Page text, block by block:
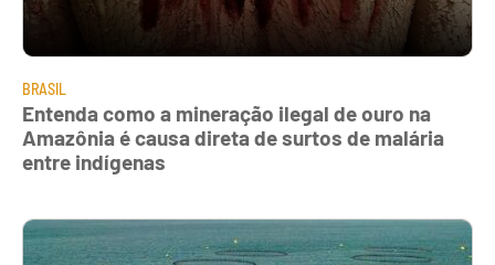
BRASIL
Entenda como a mineração ilegal de ouro na
Amazônia é causa direta de surtos de malária
entre indígenas